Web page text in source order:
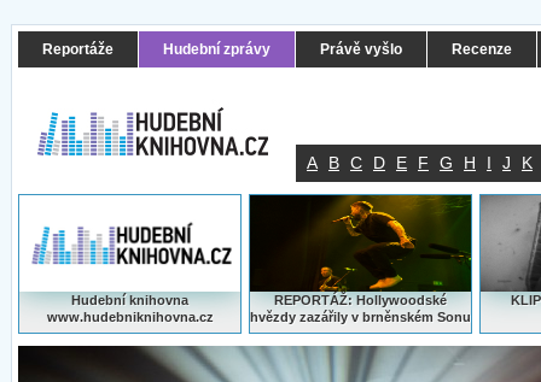
Reportáže Hudební zprávy Právě vyšlo Recenze
A B C D E F G H I J K
Hudební knihovna
www.hudebniknihovna.cz
REPORTÁŽ: Hollywoodské
hvězdy zazářily v brněnském Sonu